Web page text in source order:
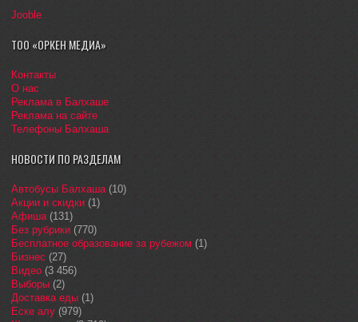
Jooble
ТОО «ОРКЕН МЕДИА»
Контакты
О нас
Реклама в Балхаше
Реклама на сайте
Телефоны Балхаша
НОВОСТИ ПО РАЗДЕЛАМ
Автобусы Балхаша(10)
Акции и скидки (1)
Афиша(131)
Без рубрики (770)
Бесплатное образование за рубежом (1)
Бизнес (27)
Видео (3 456)
Выборы (2)
Доставка еды (1)
Еске алу (979)